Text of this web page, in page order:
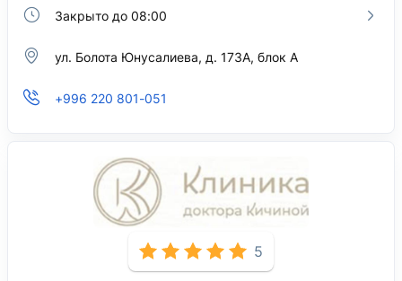
Закрыто до 08:00
ул. Болота Юнусалиева, д. 173А, блок А
+996 220 801-051
5